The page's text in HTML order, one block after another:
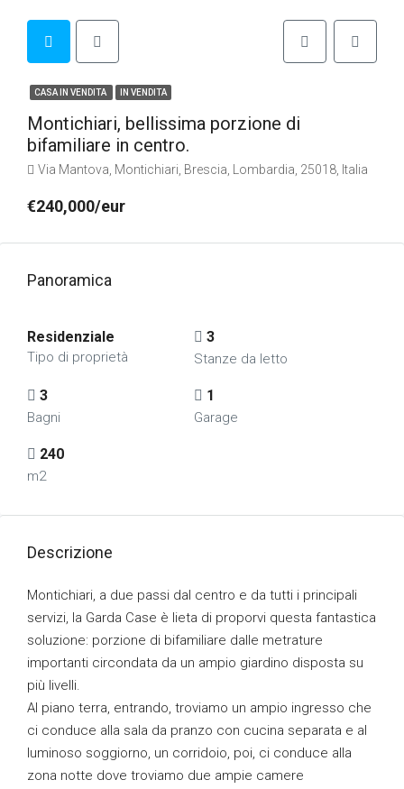
CASA IN VENDITA IN VENDITA
Montichiari, bellissima porzione di
bifamiliare in centro.
Via Mantova, Montichiari, Brescia, Lombardia, 25018, Italia
€240,000/eur
Panoramica
Residenziale
Tipo di proprietà
3
Stanze da letto
3
Bagni
1
Garage
240
m2
Descrizione
Montichiari, a due passi dal centro e da tutti i principali
servizi, la Garda Case è lieta di proporvi questa fantastica
soluzione: porzione di bifamiliare dalle metrature
importanti circondata da un ampio giardino disposta su
più livelli.
Al piano terra, entrando, troviamo un ampio ingresso che
ci conduce alla sala da pranzo con cucina separata e al
luminoso soggiorno, un corridoio, poi, ci conduce alla
zona notte dove troviamo due ampie camere